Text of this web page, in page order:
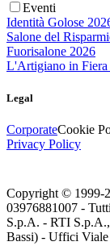
Eventi
Identità Golose
Salone del
Fuorisalone 2026
L'Artigiano in Fiera
Legal
CorporateCookie
Privacy Policy
Copyright © 1999-
03976881007 -
S.p.A. - RTI S.p.A.,
Bassi) - Uffici